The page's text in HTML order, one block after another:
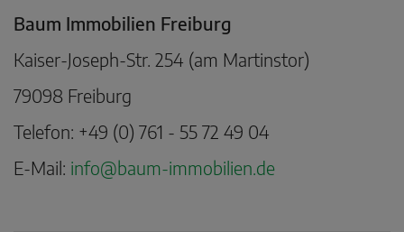
Baum Immobilien Freiburg
Kaiser-Joseph-Str. 254 (am Martinstor)
79098 Freiburg
Telefon: +49 (0) 761 - 55 72 49 04
E-Mail: info@baum-immobilien.de